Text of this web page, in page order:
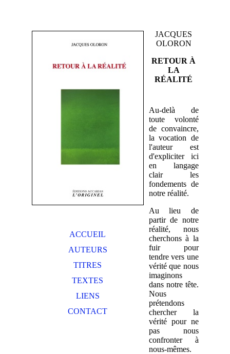
ACCUEIL
AUTEURS
TITRES
TEXTES
LIENS
CONTACT
JACQUES
OLORON
RETOUR À
LA
RÉALITÉ
Au-delà de
toute volonté
de convaincre,
la vocation de
l'auteur est
d'expliciter ici
en langage
clair les
fondements de
notre réalité.
Au lieu de
partir de notre
réalité, nous
cherchons à la
fuir pour
tendre vers une
vérité que nous
imaginons
dans notre tête.
Nous
prétendons
chercher la
vérité pour ne
pas nous
confronter à
nous-mêmes.